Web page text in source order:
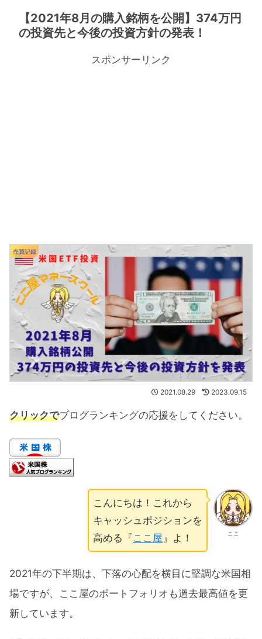
【2021年8月の購入銘柄を公開】374万円
の投資先と今後の投資方針の発表！
スポンサーリンク
売買記録
2021.08.29 2023.09.15
クリックでブログランキングの応援をしてください。
ここ
こんにちは！これから
キャッシュポジションを
高める『 ここ屋 』よ！
2021年の下半期は、下落の心配を横目に堅調な米国相
場ですが、ここ屋のポートフォリオも過去最高値を更
新しています。